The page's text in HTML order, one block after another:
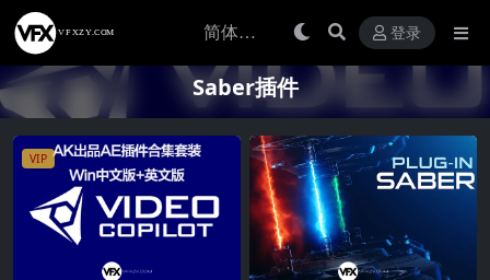
登录
Saber插件
VIP